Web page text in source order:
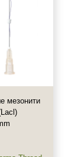
мезонити